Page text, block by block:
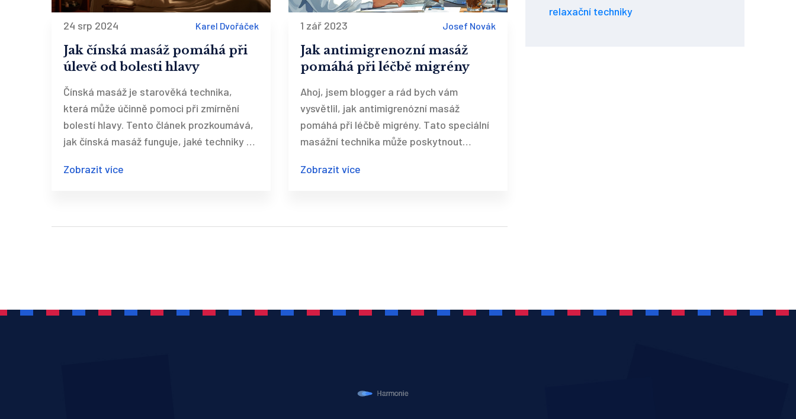
24 srp 2024 Karel Dvořáček
Jak čínská masáž pomáhá při
úlevě od bolesti hlavy
Čínská masáž je starověká technika,
která může účinně pomoci při zmírnění
bolestí hlavy. Tento článek prozkoumává,
jak čínská masáž funguje, jaké techniky se
podíváme na to, jak si můžete některé
Zobrazit více
1 zář 2023 Josef Novák
Jak antimigrenozní masáž
pomáhá při léčbě migrény
Ahoj, jsem blogger a rád bych vám
vysvětlil, jak antimigrenózní masáž
pomáhá při léčbě migrény. Tato speciální
masážní technika může poskytnout
kvalitu vašeho života. Pokud trpíte
nového a přirozeného? Antimigrenózní
Zobrazit více
relaxační techniky